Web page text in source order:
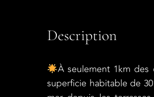
Description
À seulement 1km
superficie habitable de